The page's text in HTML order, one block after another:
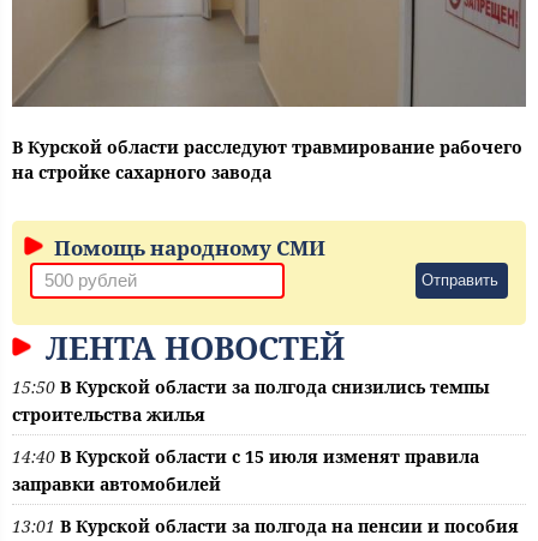
В Курской области расследуют травмирование рабочего
на стройке сахарного завода
Помощь народному СМИ
Отправить
ЛЕНТА НОВОСТЕЙ
15:50 В Курской области за полгода снизились темпы
строительства жилья
14:40 В Курской области с 15 июля изменят правила
заправки автомобилей
13:01 В Курской области за полгода на пенсии и пособия